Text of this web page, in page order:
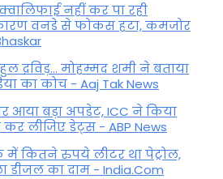
नहीं कर पा रही
वनडे से फोकस हटा, कमजोर
द्रव‍िड़... मोहम्मद शमी ने बताया
का कोच - Aaj Tak News
आया बड़ा अपडेट, ICC ने किया
लीजिए डेट्स - ABP News
कितने रुपये लीटर था पेट्रोल,
का दाम - India.Com